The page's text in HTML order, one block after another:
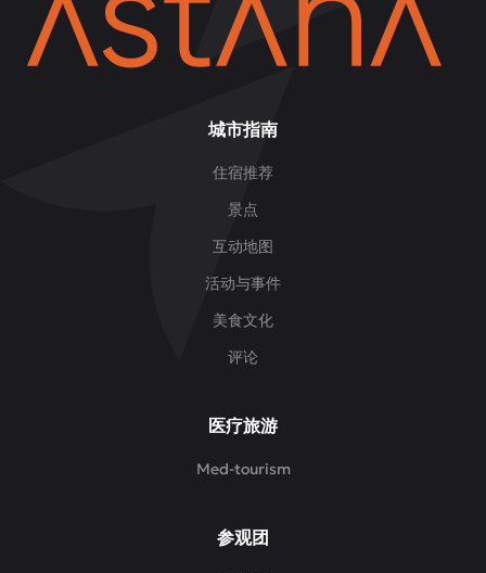
城市指南
住宿推荐
景点
互动地图
活动与事件
美食文化
评论
医疗旅游
Med-tourism
参观团